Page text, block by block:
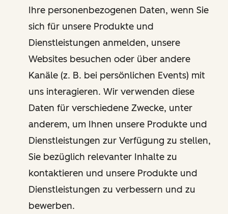
Ihre personenbezogenen Daten, wenn Sie
sich für unsere Produkte und
Dienstleistungen anmelden, unsere
Websites besuchen oder über andere
Kanäle (z. B. bei persönlichen Events) mit
uns interagieren. Wir verwenden diese
Daten für verschiedene Zwecke, unter
anderem, um Ihnen unsere Produkte und
Dienstleistungen zur Verfügung zu stellen,
Sie bezüglich relevanter Inhalte zu
kontaktieren und unsere Produkte und
Dienstleistungen zu verbessern und zu
bewerben.